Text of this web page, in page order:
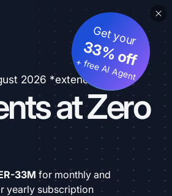
2026 *extended
at Zero
Get your
33% off
+ free AI Agent
33M for monthly and
yearly subscription